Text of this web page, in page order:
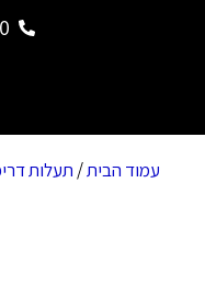
עמוד הבית/ תעלות